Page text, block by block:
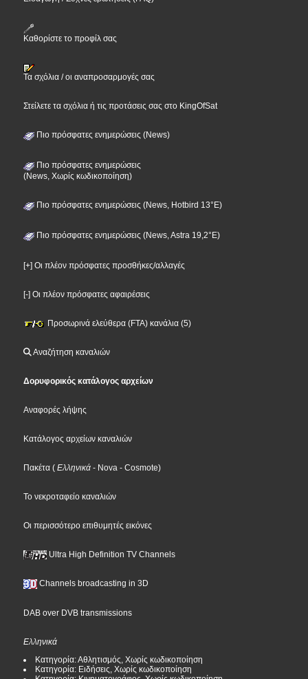
Καθορίστε το προφίλ σας
Τα σχόλια / οι αναπροσαρμογές σας
Στείλετε τα σχόλια ή τις προτάσεις σας στο KingOfSat
Πιο πρόσφατες ενημερώσεις (News)
Πιο πρόσφατες ενημερώσεις
(News, Χωρίς κωδικοποίηση)
Πιο πρόσφατες ενημερώσεις (News, Hotbird 13°E)
Πιο πρόσφατες ενημερώσεις (News, Astra 19,2°E)
[+] Οι πλέον πρόσφατες προσθήκες/αλλαγές
[-] Οι πλέον πρόσφατες αφαιρέσεις
Προσωρινά ελεύθερα (FTA) κανάλια (5)
Αναζήτηση καναλιών
Δορυφορικός κατάλογος αρχείων
Αναφορές λήψης
Κατάλογος αρχείων καναλιών
Πακέτα ( Ελληνικά - Nova - Cosmote)
Το νεκροταφείο καναλιών
Οι περισσότερο επιθυμητές εικόνες
Ultra High Definition TV Channels
Channels broadcasting in 3D
DAB over DVB transmissions
Ελληνικά
Κατηγορία: Αθλητισμός, Χωρίς κωδικοποίηση
Κατηγορία: Ειδήσεις, Χωρίς κωδικοποίηση